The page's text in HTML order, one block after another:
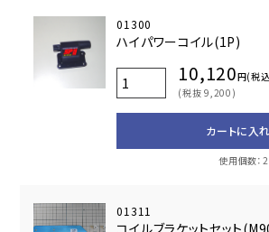
01300
ハイパワーコイル(1P)
10,120円(税
(税抜 9,200)
カートに入
使用個数：2
01311
コイルブラケットセット